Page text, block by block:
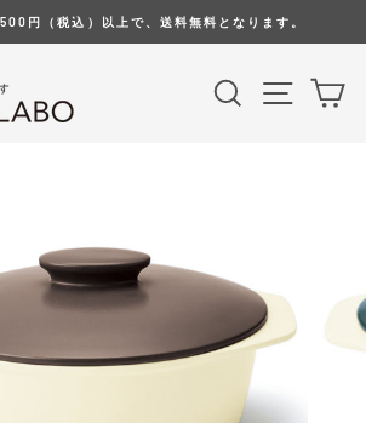
円（税込）以上で、送料無料となります。
Search Site